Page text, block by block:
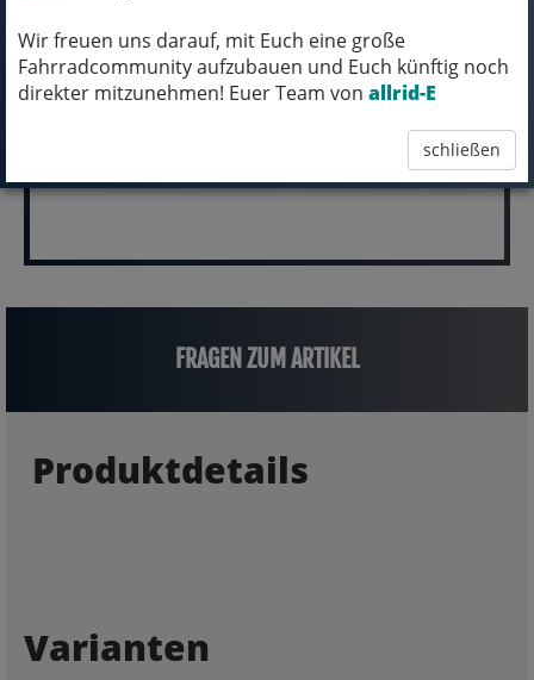
Wir freuen uns darauf, mit Euch eine große
Fahrradcommunity aufzubauen und Euch künftig noch
direkter mitzunehmen! Euer Team von allrid-E
schließen
(inkl. MwSt.)
4.999,00 EUR
FRAGEN ZUM ARTIKEL
Produktdetails
Varianten